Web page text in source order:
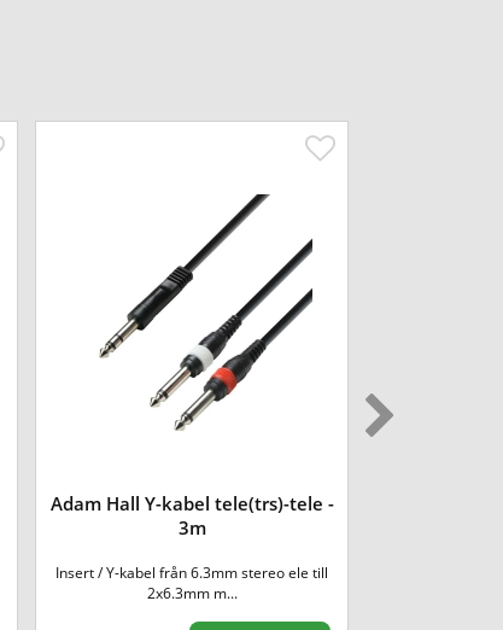
Adam Hall Y-kabel tele(trs)-tele -
3m
Insert / Y-kabel från 6.3mm stereo ele till
2x6.3mm m...